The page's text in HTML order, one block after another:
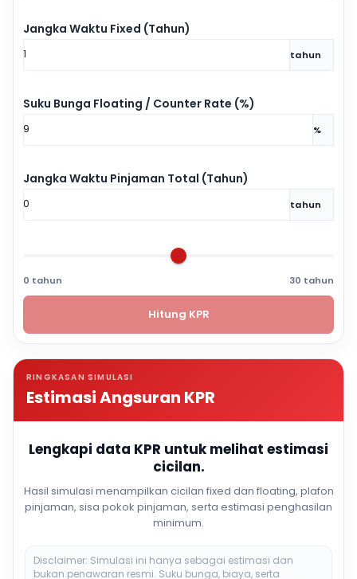
Jangka Waktu Fixed (Tahun)
tahun
Suku Bunga Floating / Counter Rate (%)
%
Jangka Waktu Pinjaman Total (Tahun)
tahun
0 tahun 30 tahun
Hitung KPR
RINGKASAN SIMULASI
Estimasi Angsuran KPR
Lengkapi data KPR untuk melihat estimasi
cicilan.
Hasil simulasi menampilkan cicilan fixed dan floating, plafon
pinjaman, sisa pokok pinjaman, serta estimasi penghasilan
minimum.
Disclaimer: Simulasi ini hanya sebagai estimasi dan
bukan penawaran resmi. Suku bunga, biaya, serta